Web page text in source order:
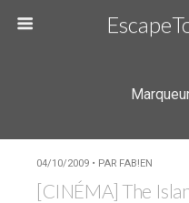
04/10/2009 • PAR FAB!EN
[CINÉMA] The